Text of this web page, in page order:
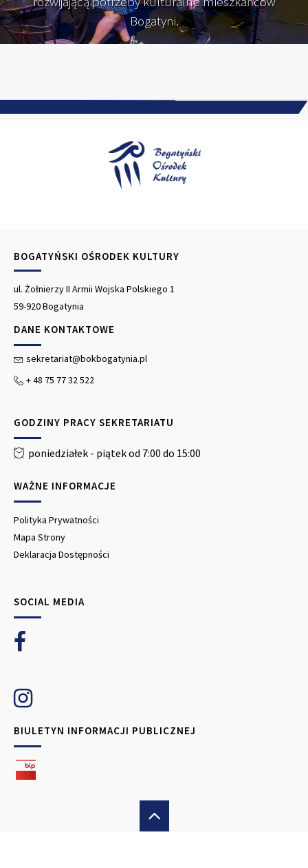
Bogatyni.
BOGATYŃSKI OŚRODEK KULTURY
ul. Żołnierzy II Armii Wojska Polskiego 1
59-920 Bogatynia
DANE KONTAKTOWE
sekretariat@bokbogatynia.pl
+ 48 75 77 32 522
GODZINY PRACY SEKRETARIATU
poniedziałek - piątek od 7:00 do 15:00
WAŻNE INFORMACJE
Polityka Prywatności
Mapa Strony
Deklaracja Dostępności
SOCIAL MEDIA
BIULETYN INFORMACJI PUBLICZNEJ